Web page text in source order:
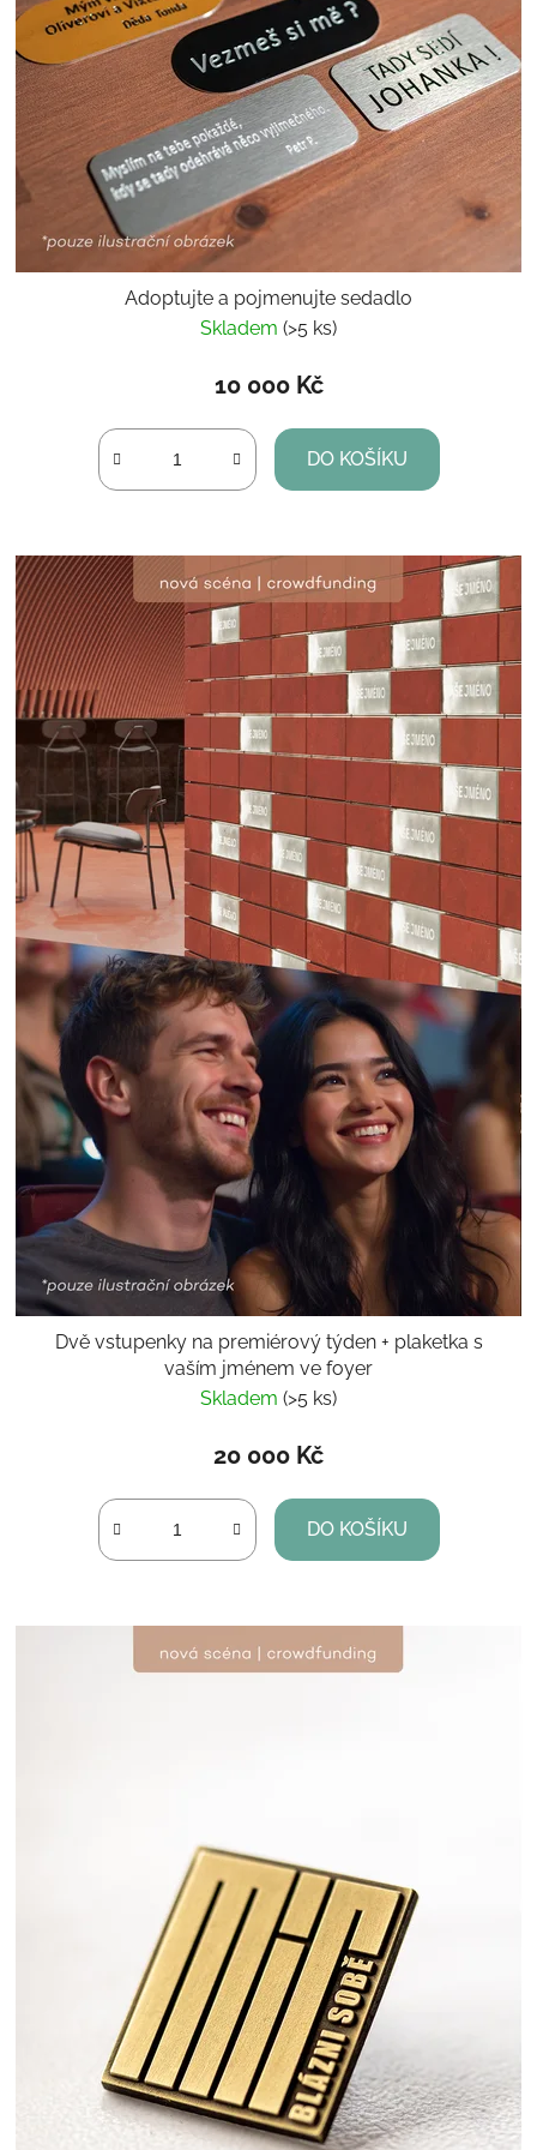
Adoptujte a pojmenujte sedadlo
Skladem (>5 ks)
10 000 Kč
DO KOŠÍKU
Dvě vstupenky na premiérový týden + plaketka s
vaším jménem ve foyer
Skladem (>5 ks)
20 000 Kč
DO KOŠÍKU